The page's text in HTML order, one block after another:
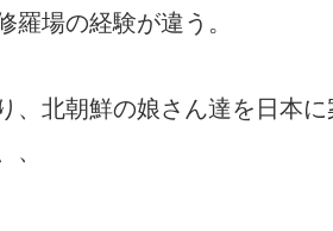
羅場の経験が違う。
北朝鮮の娘さん達を日本に
、